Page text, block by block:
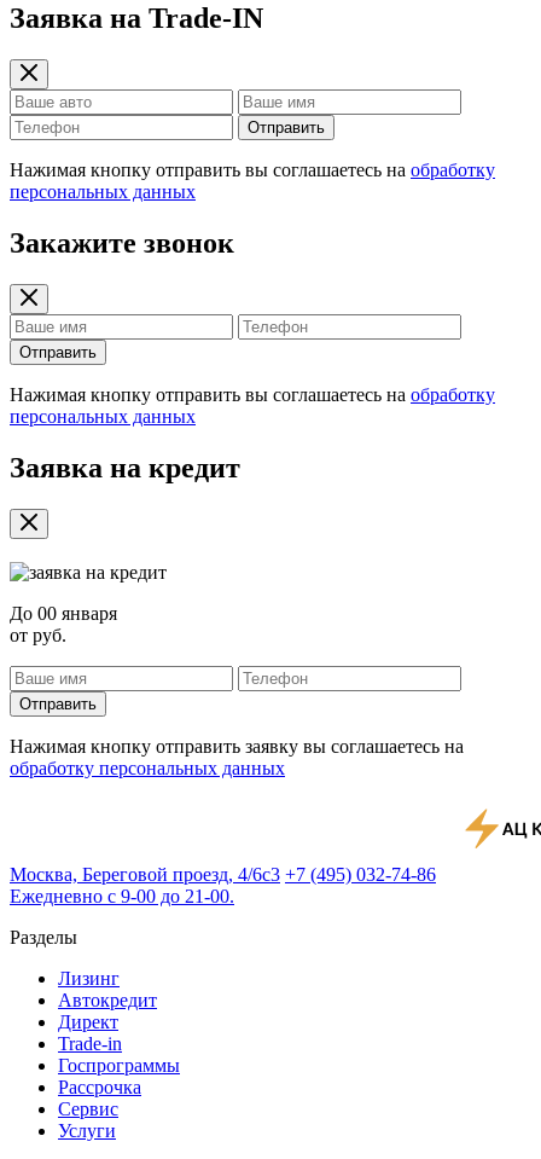
Заявка на Trade-IN
Отправить
Нажимая кнопку отправить вы соглашаетесь на обработку
персональных данных
Закажите звонок
Отправить
Нажимая кнопку отправить вы соглашаетесь на обработку
персональных данных
Заявка на кредит
До 00 января
от руб.
Отправить
Нажимая кнопку отправить заявку вы соглашаетесь на
обработку персональных данных
Москва, Береговой проезд, 4/6с3 +7 (495) 032-74-86
Ежедневно с 9-00 до 21-00.
Разделы
Лизинг
Автокредит
Директ
Trade-in
Госпрограммы
Рассрочка
Сервис
Услуги